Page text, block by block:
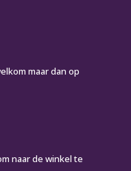
maar dan op
naar de winkel te